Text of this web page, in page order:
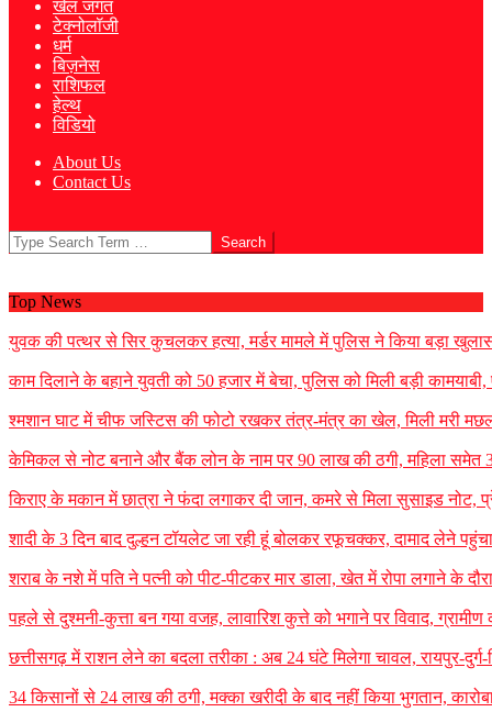
खेल जगत
टेक्नोलॉजी
धर्म
बिज़नेस
राशिफल
हेल्थ
विडियो
About Us
Contact Us
Search
Top News
युवक की पत्थर से सिर कुचलकर हत्या, मर्डर मामले में पुलिस ने किया बड़ा
काम दिलाने के बहाने युवती को 50 हजार में बेचा, पुलिस को मिली बड़ी
श्मशान घाट में चीफ जस्टिस की फोटो रखकर तंत्र-मंत्र का खेल, मिली मरी
केमिकल से नोट बनाने और बैंक लोन के नाम पर 90 लाख की ठगी, महिला समेत 3
किराए के मकान में छात्रा ने फंदा लगाकर दी जान, कमरे से मिला सुसाइड
शादी के 3 दिन बाद दुल्हन टॉयलेट जा रही हूं बोलकर रफूचक्कर, दामाद लेने
शराब के नशे में पति ने पत्नी को पीट-पीटकर मार डाला, खेत में रोपा लगाने के
पहले से दुश्मनी-कुत्ता बन गया वजह, लावारिश कुत्ते को भगाने पर विवाद,
छत्तीसगढ़ में राशन लेने का बदला तरीका : अब 24 घंटे मिलेगा चावल, रायपुर-
34 किसानों से 24 लाख की ठगी, मक्का खरीदी के बाद नहीं किया भुगतान,